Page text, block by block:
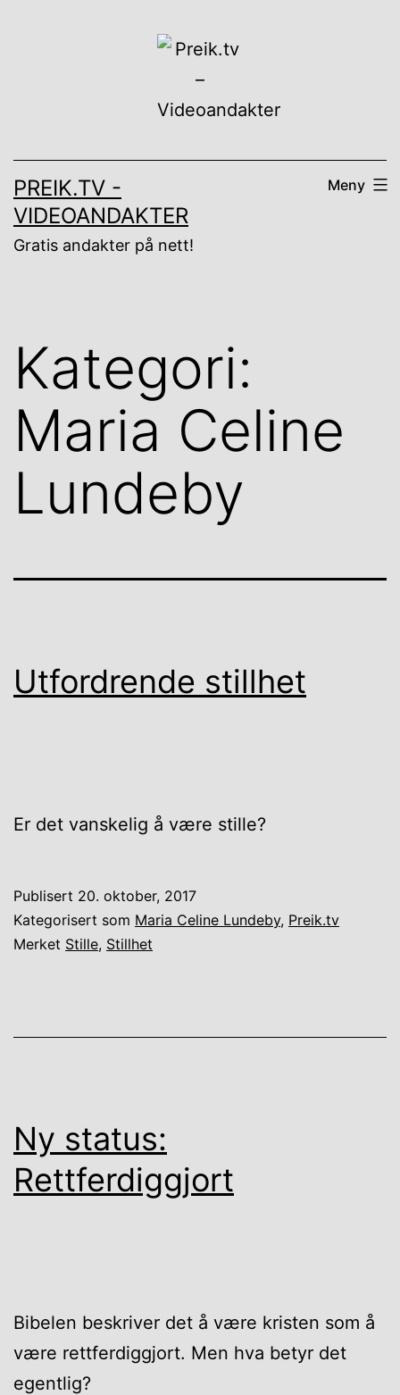
PREIK.TV -
VIDEOANDAKTER
Gratis andakter på nett!
Meny
Kategori:
Maria Celine
Lundeby
Utfordrende stillhet
Er det vanskelig å være stille?
Publisert 20. oktober, 2017
Kategorisert som Maria Celine Lundeby, Preik.tv
Merket Stille, Stillhet
Ny status:
Rettferdiggjort
Bibelen beskriver det å være kristen som å
være rettferdiggjort. Men hva betyr det
egentlig?